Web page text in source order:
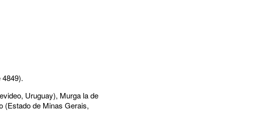
Uruguay), Murga la de
(Estado de Minas Gerais,